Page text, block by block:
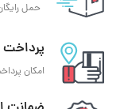
حمل رایگان
امکان